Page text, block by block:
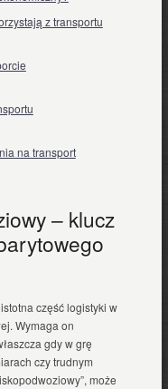
z transportu
na transport
– klucz
część logistyki w
Wymaga on
gdy w grę
czy trudnym
może